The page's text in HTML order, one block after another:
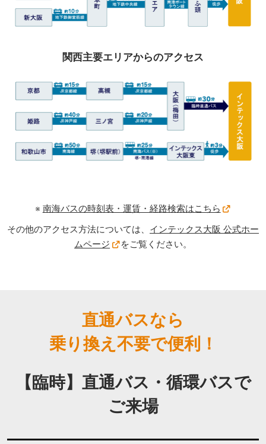
関西主要エリアからのアクセス
※ 南海バスの時刻表・運賃・経路検索はこちら
その他のアクセス方法については、 インテックス大阪 公式ホー
ムページ
をご覧ください。
直通バスなら
乗り換え不要で便利！
【臨時】直通バス・循環バスで
ご来場